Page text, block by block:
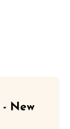
- New